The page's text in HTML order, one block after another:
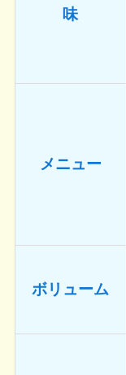
味
メニュー
ボリューム